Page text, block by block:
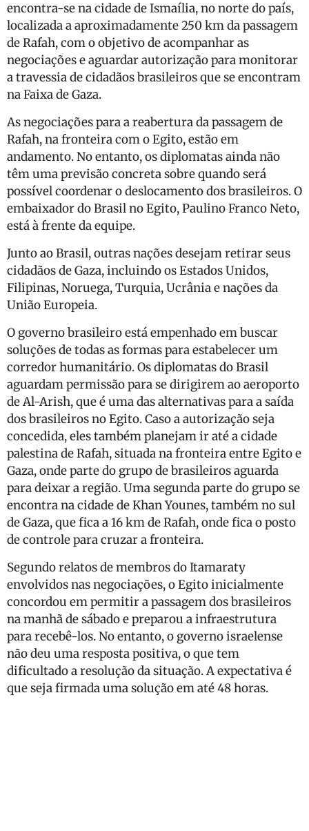
encontra-se na cidade de Ismaília, no norte do país,
localizada a aproximadamente 250 km da passagem
de Rafah, com o objetivo de acompanhar as
negociações e aguardar autorização para monitorar
a travessia de cidadãos brasileiros que se encontram
na Faixa de Gaza.
As negociações para a reabertura da passagem de
Rafah, na fronteira com o Egito, estão em
andamento. No entanto, os diplomatas ainda não
têm uma previsão concreta sobre quando será
possível coordenar o deslocamento dos brasileiros. O
embaixador do Brasil no Egito, Paulino Franco Neto,
está à frente da equipe.
Junto ao Brasil, outras nações desejam retirar seus
cidadãos de Gaza, incluindo os Estados Unidos,
Filipinas, Noruega, Turquia, Ucrânia e nações da
União Europeia.
O governo brasileiro está empenhado em buscar
soluções de todas as formas para estabelecer um
corredor humanitário. Os diplomatas do Brasil
aguardam permissão para se dirigirem ao aeroporto
de Al-Arish, que é uma das alternativas para a saída
dos brasileiros no Egito. Caso a autorização seja
concedida, eles também planejam ir até a cidade
palestina de Rafah, situada na fronteira entre Egito e
Gaza, onde parte do grupo de brasileiros aguarda
para deixar a região. Uma segunda parte do grupo se
encontra na cidade de Khan Younes, também no sul
de Gaza, que fica a 16 km de Rafah, onde fica o posto
de controle para cruzar a fronteira.
Segundo relatos de membros do Itamaraty
envolvidos nas negociações, o Egito inicialmente
concordou em permitir a passagem dos brasileiros
na manhã de sábado e preparou a infraestrutura
para recebê-los. No entanto, o governo israelense
não deu uma resposta positiva, o que tem
dificultado a resolução da situação. A expectativa é
que seja firmada uma solução em até 48 horas.